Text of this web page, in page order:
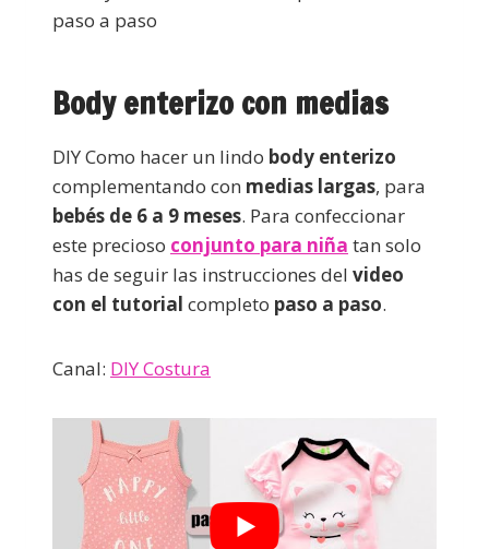
Body enterizo con medias
DIY Como hacer un lindo body enterizo
complementando con medias largas, para
bebés de 6 a 9 meses. Para confeccionar
este precioso conjunto para niña tan solo
has de seguir las instrucciones del video
con el tutorial completo paso a paso.
Canal: DIY Costura